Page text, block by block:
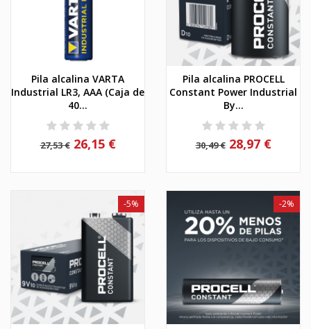
Pila alcalina VARTA
Industrial LR3, AAA (Caja de
40...
27,53 € 26,15 €
Pila alcalina PROCELL
Constant Power Industrial
By...
30,49 € 28,97 €
-5% -2%